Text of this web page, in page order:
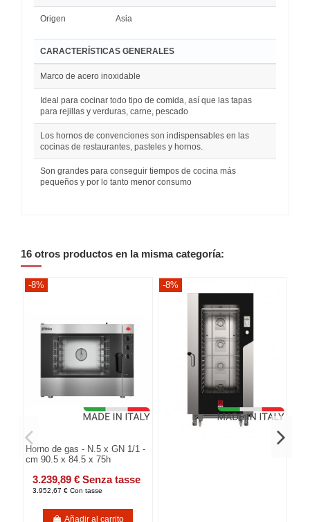
Origen Asia
CARACTERÍSTICAS GENERALES
Marco de acero inoxidable
Ideal para cocinar todo tipo de comida, así que las tapas
para rejillas y verduras, carne, pescado
Los hornos de convenciones son indispensables en las
cocinas de restaurantes, pasteles y hornos.
Son grandes para conseguir tiempos de cocina más
pequeños y por lo tanto menor consumo
16 otros productos en la misma categoría:
-8%
Horno de gas - N.5 x GN 1/1 -
cm 90.5 x 84.5 x 75h
3.239,89 € Senza tasse
3.952,67 € Con tasse
Añadir al carrito
-8%